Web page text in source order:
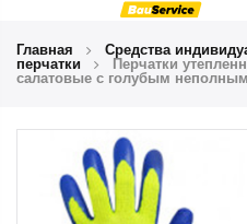
Главная Средства
перчатки
Перчатки
салатовые с голубым